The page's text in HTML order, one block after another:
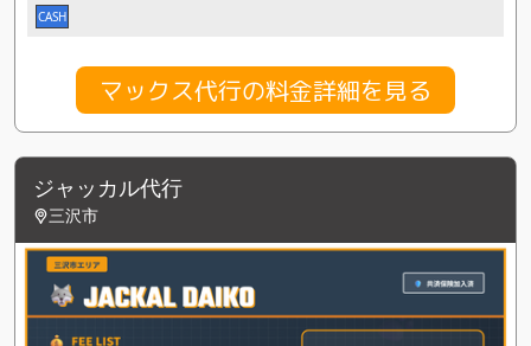
CASH
マックス代行の料金詳細を見る
ジャッカル代行
三沢市